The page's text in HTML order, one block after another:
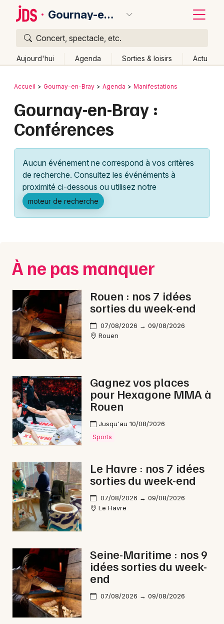
Gournay-en-Bray
Concert, spectacle, etc.
Aujourd'hui Agenda Sorties & loisirs Actu
Publier un événement
Grands événements
Activité & Expérience
Manifestations
Foires & salons
Concerts
Sports
Soirées
Sorties famille
Sorties & loisirs
Conférences dans la Seine-Maritime
Conférences en Haute-Normandie
Conférences en Normandie
Newsletter des sorties
Artistes en tournée
Actus à Gournay-en-Bray
Magazine à Gournay-en-Bray
Bordeaux
Colmar
Lille
Lyon
Marseille
Mulhouse
Nice
Paris
Strasbourg
Toulouse
Toutes les villes
Retour
Accueil Gournay-en-Bray Agenda Manifestations
Gournay-en-Bray :
Conférences
Aucun événement ne correspond à vos critères
de recherche. Consultez les événéments à
proximité ci-dessous ou utilisez notre
moteur de recherche
À ne pas manquer
Rouen : nos 7 idées
sorties du week-end
07/08/2026 → 09/08/2026
Rouen
Gagnez vos places
pour Hexagone MMA à
Rouen
Jusqu'au 10/08/2026
Sports
Le Havre : nos 7 idées
sorties du week-end
07/08/2026 → 09/08/2026
Le Havre
Seine-Maritime : nos 9
idées sorties du week-
end
07/08/2026 → 09/08/2026
Quoi ?
Où ?
Haute-Normandie
Partout
Près de moi
Changer de lieu
Aujourd'hui
Demain Ce week-end Autre